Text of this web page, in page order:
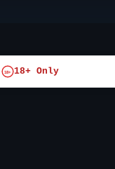
18+ 18+ Only